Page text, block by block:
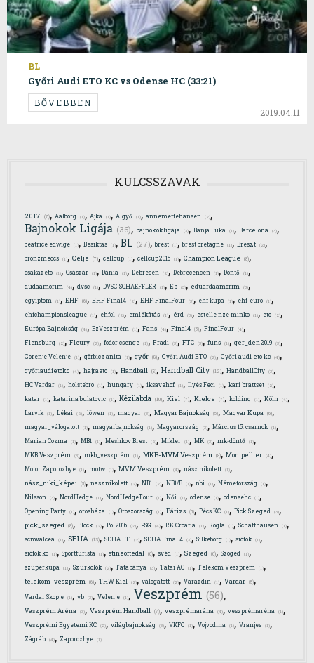
BL
Győri Audi ETO KC vs Odense HC (33:21)
BŐVEBBEN
2019.04.11
KULCSSZAVAK
2017 (7), Aalborg (1), Ajka (1), Algyő (1), annemettehansen (2),
Bajnokok Ligája (36), bajnokokligája (3), Banja Luka (1), Barcelona (3),
beatrice edwige (1), Besiktas (1), BL (27),brest (1),brest bretagne (1), Breszt (2),
bronzmeccs (1), Celje (7), cellcup (1), cellcup2015 (1), Champion League (8),
csakazeto (1), Császár (1), Dánia (1), Debrecen (2), Debrecencen (1), Döntő (1),
dudaamorim (4), dvsc (1), DVSC-SCHAEFFLER (1), Eb (3), eduardaamorim (3),
egyiptom (1), EHF (6), EHF Final4 (2), EHF FinalFour (3), ehf kupa (1), ehf-euro (1),
ehfchampionsleague (1), ehfcl (2), emlékfitás (1), érd (3), estelle nze minko (1), eto (2),
Európa Bajnokság (4), EzVeszprém (1), Fans (4), Final4 (5), FinalFour (4),
Flensburg (2), Fleury (2), fodor csenge (1), Fradi (3), FTC (3), funs (1), ger_den2019 (3),
Gorenje Velenje (1), görbicz anita (1), győr (8), Győri Audi ETO (2), Győri audi eto kc (4),
győriaudietokc (4), hajraeto (1), Handball (8), Handball City (12), HandballCity (3),
HC Vardar (1), holstebro (1), hungary (1), iksavehof (1), Ilyés Feci (1), kari brattset (2),
katar (1), katarina bulatovic (1), Kézilabda (10), Kiel (7), Kielce (7), kolding (1), Köln (4),
Larvik (1), Lékai (2), löwen (1), magyar (3), Magyar Bajnokság (5), Magyar Kupa (6),
magyar_válogatott (1), magyarbajnokság (1), Magyarország (3), Március 15. csarnok (1),
Marian Cozma (1), MB1 (1), Meshkov Brest (2), Mikler (1), MK (3), mk-döntő (1),
MKB Veszprém (3), mkb_veszprém (1), MKB-MVM Veszprém (8), Montpellier (4),
Motor Zaporozhye (1), motw (1), MVM Veszprém (4), nász nikolett (1),
nász_niki_képei (5), nasznikolett (2), NB1 (2), NB1/B (1), nbi (1), Németország (1),
Nilsson (3), NordHedge (1), NordHedgeTour (1), Női (1), odense (1), odensehc (1),
Opening Party (1), orosháza (1), Oroszország (1), Párizs (5), Pécs KC (1), Pick Szeged (3),
pick_szeged (8), Plock (2), Pol2016 (2), PSG (4), RK Croatia (1), Rogla (1), Schaffhausen (1),
scmvalcea (1), SEHA (13), SEHA FF (2), SEHA Final 4 (3), Silkeborg (1), siófok (1),
siófok kc (1), Sportturista (1), stineoftedal (6), svéd (1), Szeged (6), Szöged (1),
szuperkupa (1), Szurkolók (2), Tatabánya (3), Tatai AC (1), Telekom Veszprém (1),
telekom_veszprém (6), THW Kiel (2), válogatott (2), Varazdin (1), Vardar (5),
Vardar Skopje (1), vb (3), Velenje (1), Veszprém (56),
Veszprém Aréna (3), Veszprém Handball (7), veszprémarána (4), veszprémaréna (1),
Veszprémi Egyetemi KC (2), világbajnokság (3), VKFC (1), Vojvodina (1), Vranjes (1),
Zágráb (4), Zaporozhye (1)